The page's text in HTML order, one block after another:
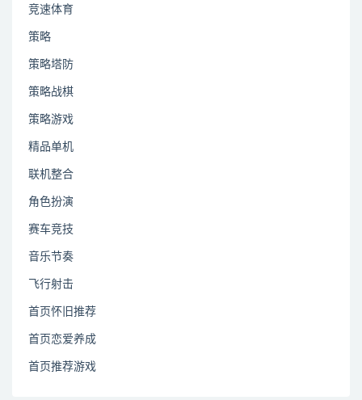
竞速体育
策略
策略塔防
策略战棋
策略游戏
精品单机
联机整合
角色扮演
赛车竞技
音乐节奏
飞行射击
首页怀旧推荐
首页恋爱养成
首页推荐游戏